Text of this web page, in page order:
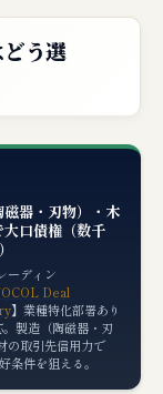
う選
磁器・刃物）・木
大口債権（数千
ーディン
Deal
】業種特化部署あり
製造（陶磁器・刃
の取引先信用力で
条件を狙える。